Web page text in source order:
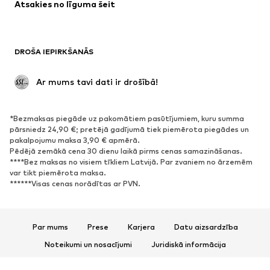
Mēteļi
Svinības
Ekskluzīvi
APAVI
Jaunumi
Šobrīd populāri
Brīvā laika apavi
Puszābaki
Augstpapēžu apavi
Zābaki
Atvērti apavi
Mājas apavi
Ekskluzīvi
Atsakies no līguma šeit
DROŠA IEPIRKŠANĀS
Ar mums tavi dati ir drošībā!
*Bezmaksas piegāde uz pakomātiem pasūtījumiem, kuru summa
pārsniedz 24,90 €; pretējā gadījumā tiek piemērota piegādes un
pakalpojumu maksa 3,90 € apmērā.
Pēdējā zemākā cena 30 dienu laikā pirms cenas samazināšanas.
****Bez maksas no visiem tīkliem Latvijā. Par zvaniem no ārzemēm
var tikt piemērota maksa.
******Visas cenas norādītas ar PVN.
Par mums Prese Karjera
Datu aizsardzība
Noteikumi un nosacījumi
Juridiskā informācija